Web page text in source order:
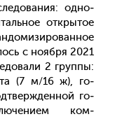
од­но­
от­кры­тое
с но­яб­ря 2021
2 груп­пы:
(7 м/16 ж), го­
го­
ком­